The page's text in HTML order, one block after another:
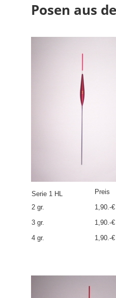
Posen aus
Serie 1 HL
Preis
2 gr.
1,90.-€
3 gr.
1,90.-€
4 gr.
1,90.-€